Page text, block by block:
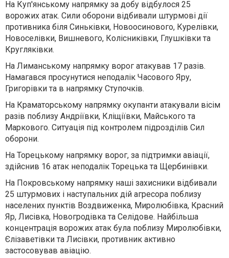
На Куп'янському напрямку за добу відбулося 25
ворожих атак. Сили оборони відбивали штурмові дії
противника біля Синьківки, Новоосинового, Курелівки,
Новоселівки, Вишневого, Колісниківки, Глушківки та
Кругляківки.
На Лиманському напрямку ворог атакував 17 разів.
Намагався просунутися неподалік Часового Яру,
Григорівки та в напрямку Ступочків.
На Краматорському напрямку окупанти атакували вісім
разів поблизу Андріївки, Кліщіївки, Майського та
Маркового. Ситуація під контролем підрозділів Сил
оборони.
На Торецькому напрямку ворог, за підтримки авіації,
здійснив 16 атак неподалік Торецька та Щербинівки.
На Покровському напрямку наші захисники відбивали
25 штурмових і наступальних дій агресора поблизу
населених пунктів Воздвиженка, Миролюбівка, Красний
Яр, Лисівка, Новогродівка та Селідове. Найбільша
концентрація ворожих атак була поблизу Миролюбівки,
Єлізаветівки та Лисівки, противник активно
застосовував авіацію.